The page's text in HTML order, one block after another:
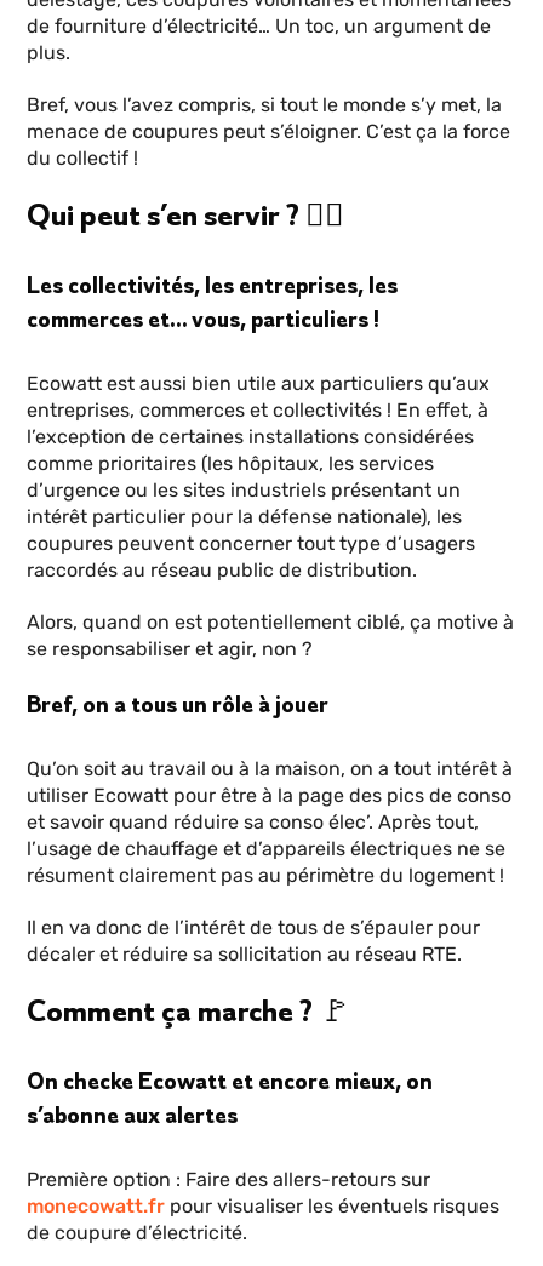
de fourniture d’électricité… Un toc, un argument de
plus.
Bref, vous l’avez compris, si tout le monde s’y met, la
menace de coupures peut s’éloigner. C’est ça la force
du collectif !
Qui peut s’en servir ? 💁‍♂️
Les collectivités, les entreprises, les
commerces et… vous, particuliers !
Ecowatt est aussi bien utile aux particuliers qu’aux
entreprises, commerces et collectivités ! En effet, à
l’exception de certaines installations considérées
comme prioritaires (les hôpitaux, les services
d’urgence ou les sites industriels présentant un
intérêt particulier pour la défense nationale), les
coupures peuvent concerner tout type d’usagers
raccordés au réseau public de distribution.
Alors, quand on est potentiellement ciblé, ça motive à
se responsabiliser et agir, non ?
Bref, on a tous un rôle à jouer
Qu’on soit au travail ou à la maison, on a tout intérêt à
utiliser Ecowatt pour être à la page des pics de conso
et savoir quand réduire sa conso élec’. Après tout,
l’usage de chauffage et d’appareils électriques ne se
résument clairement pas au périmètre du logement !
Il en va donc de l’intérêt de tous de s’épauler pour
décaler et réduire sa sollicitation au réseau RTE.
Comment ça marche ? 🚩
On checke Ecowatt et encore mieux, on
s’abonne aux alertes
Première option : Faire des allers-retours sur
monecowatt.fr pour visualiser les éventuels risques
de coupure d’électricité.